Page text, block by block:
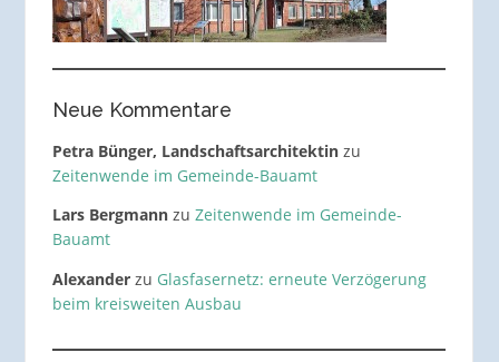
Neue Kommentare
Petra Bünger, Landschaftsarchitektinzu
Zeitenwende im Gemeinde-Bauamt
Lars Bergmannzu Zeitenwende im Gemeinde-
Bauamt
Alexanderzu Glasfasernetz: erneute Verzögerung
beim kreisweiten Ausbau